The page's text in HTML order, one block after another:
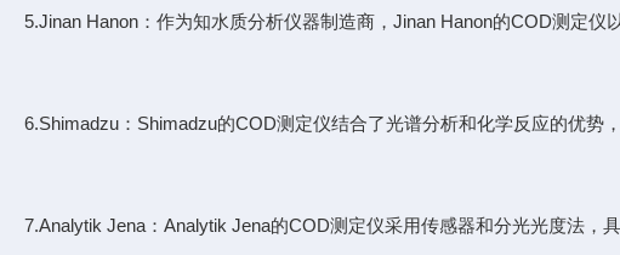
5.Jinan Hanon：作为知水质分析仪器制造商，Jinan Hanon的COD测定仪
6.Shimadzu：Shimadzu的COD测定仪结合了光谱分析和化学反应的优势
7.Analytik Jena：Analytik Jena的COD测定仪采用传感器和分光光度法，